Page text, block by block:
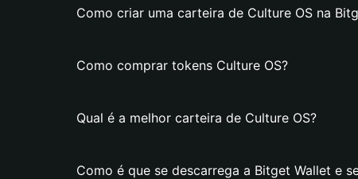
Como criar uma carteira de Culture OS na
Como comprar tokens Culture OS?
Qual é a melhor carteira de Culture OS?
Como é que se descarrega a Bitget Wallet e